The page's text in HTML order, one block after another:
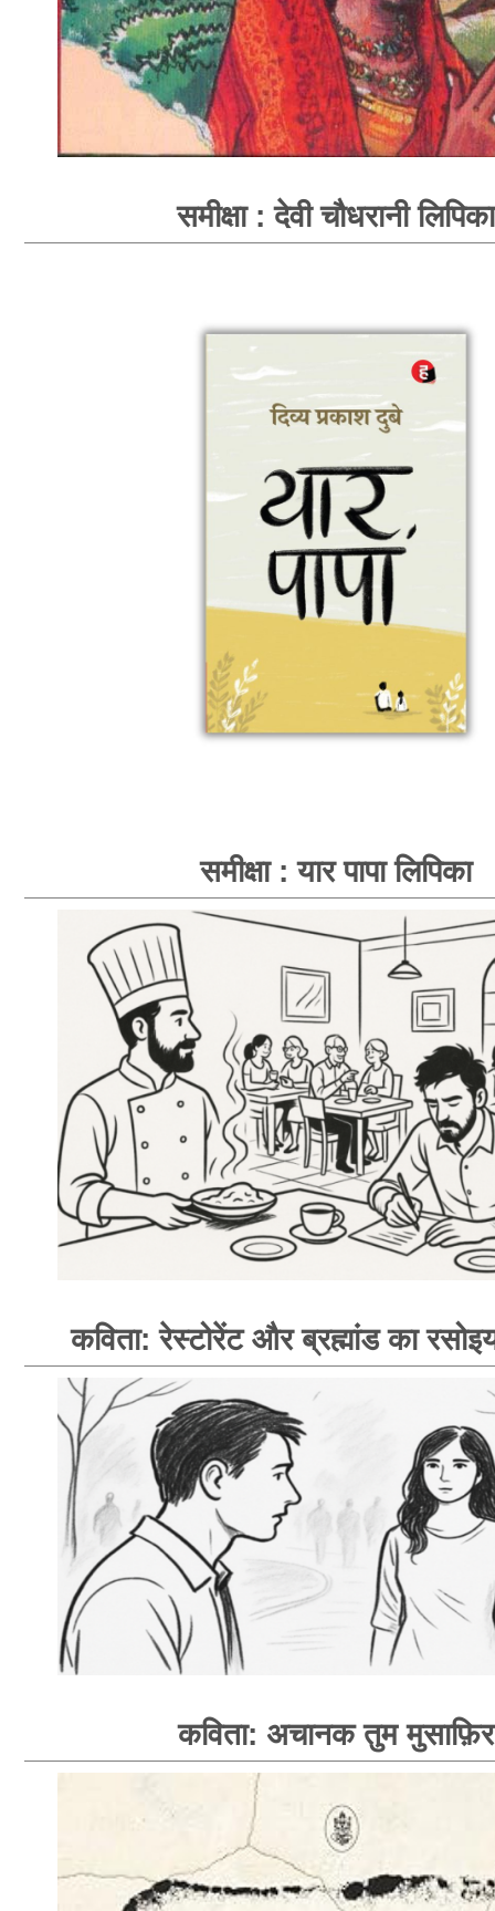
समीक्षा : देवी चौधरानी लिपिका
समीक्षा : यार पापा लिपिका
कविता: रेस्टोरेंट और ब्रह्मांड का
कविता: अचानक तुम मुसाफ़िर